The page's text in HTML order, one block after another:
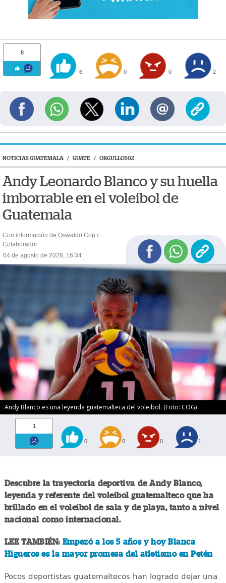
8
6 0 0 2
NOTICIAS GUATEMALA / GUATE / ORGULLO502
Andy Leonardo Blanco y su huella
imborrable en el voleibol de
Guatemala
Con información de Oswaldo Cop /
Colaborador
04 de agosto de 2026, 16:34
Andy Blanco es una leyenda guatemalteca del voleibol. (Foto: COG)
1
0 0 0 1
Descubre la trayectoria deportiva de Andy Blanco,
leyenda y referente del voleibol guatemalteco que ha
brillado en el voleibol de sala y de playa, tanto a nivel
nacional como internacional.
LEE TAMBIÉN: Empezó a los 5 años y hoy Blanca
Higueros es la mayor promesa del atletismo en Petén
Pocos deportistas guatemaltecos han logrado dejar una